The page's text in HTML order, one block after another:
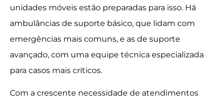
unidades móveis estão preparadas para isso. Há
ambulâncias de suporte básico, que lidam com
emergências mais comuns, e as de suporte
avançado, com uma equipe técnica especializada
para casos mais críticos.
Com a crescente necessidade de atendimentos